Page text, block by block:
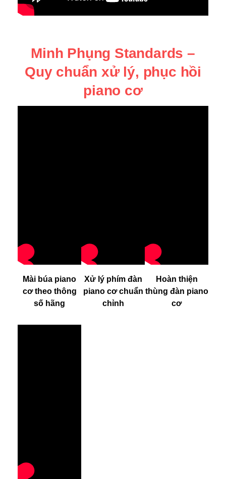
Minh Phụng Standards –
Quy chuẩn xử lý, phục hồi
piano cơ
Mài búa piano
cơ theo thông
số hãng
Xử lý phím đàn
piano cơ chuẩn
chỉnh
Hoàn thiện
thùng đàn piano
cơ